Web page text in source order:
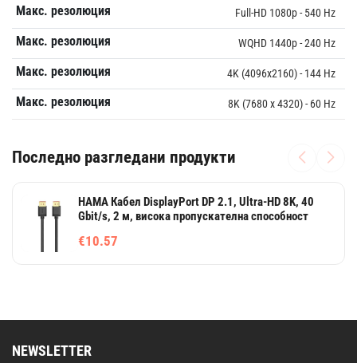
Макс. резолюция Full-HD 1080p - 540 Hz
Макс. резолюция WQHD 1440p - 240 Hz
Макс. резолюция 4K (4096x2160) - 144 Hz
Макс. резолюция 8K (7680 x 4320) - 60 Hz
Последно разгледани продукти
HAMA Кабел DisplayPort DP 2.1, Ultra-HD 8K, 40
Gbit/s, 2 м, висока пропускателна способност
€10.57
NEWSLETTER